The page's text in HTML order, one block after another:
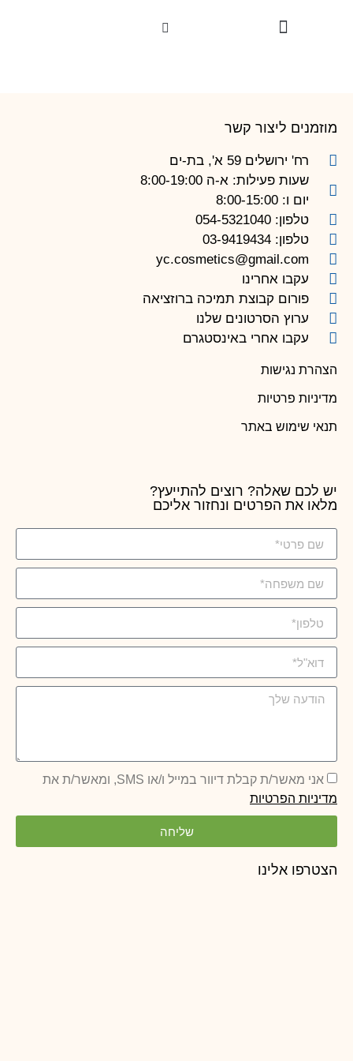
מוזמנים ליצור קשר
רח' ירושלים 59 א', בת-ים
שעות פעילות: א-ה 8:00-19:00
יום ו: 8:00-15:00
טלפון: 054-5321040
טלפון: 03-9419434
yc.cosmetics@gmail.com
עקבו אחרינו
פורום קבוצת תמיכה ברוזציאה
ערוץ הסרטונים שלנו
עקבו אחרי באינסטגרם
הצהרת נגישות
מדיניות פרטיות
תנאי שימוש באתר
יש לכם שאלה? רוצים להתייעץ?
מלאו את הפרטים ונחזור אליכם
אני מאשר/ת קבלת דיוור במייל ו/או SMS, ומאשר/ת את
מדיניות הפרטיות
שליחה
הצטרפו אלינו